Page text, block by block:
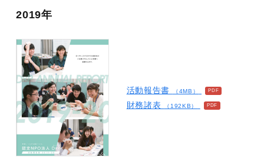
2019年
活動報告書 （4MB）
財務諸表 （192KB）